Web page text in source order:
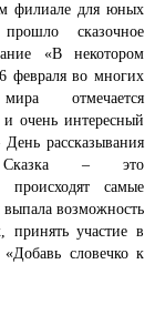
филиале для юных
прошло сказочное
«В некотором
февраля во многих
отмечается
очень интересный
рассказывания
Сказка – это
происходят самые
возможность
принять участие в
словечко к